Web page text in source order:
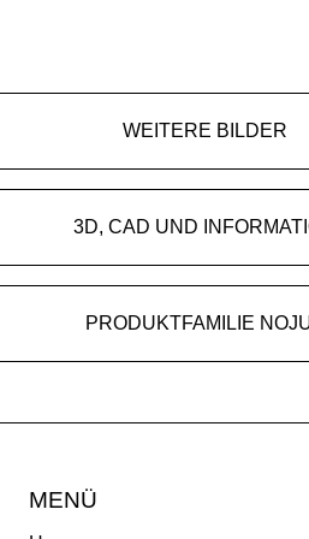
WEITERE BILDER
3D, CAD UND
PRODUKTFAMILIE
MENÜ